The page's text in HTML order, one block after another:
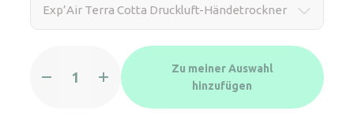
Exp’Air Terra Cotta Druckluft-Händetrockner
Zu meiner Auswahl
hinzufügen